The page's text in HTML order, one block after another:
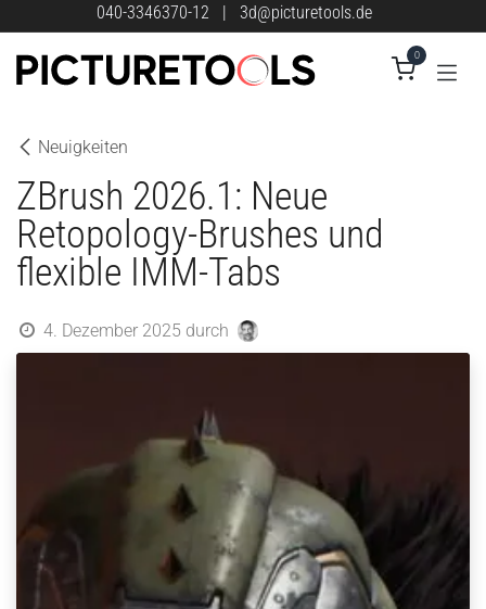
Zum Inhalt springen040-3346370-12 | 3d@picturetools.de
0
Neuigkeiten
ZBrush 2026.1: Neue
Retopology-Brushes und
flexible IMM-Tabs
4. Dezember 2025 durch